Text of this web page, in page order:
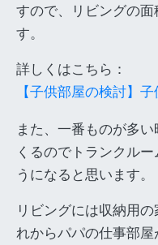
すので、リビングの
す。
詳しくはこちら：
【子供部屋の検討】
また、一番ものが多
くるのでトランクル
うになると思います。
リビングには収納用
れからパパの仕事部